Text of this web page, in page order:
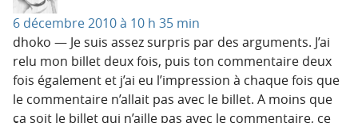
6 décembre 2010 à 10 h 35 min
dhoko — Je suis assez surpris par des arguments. J’ai
relu mon billet deux fois, puis ton commentaire deux
fois également et j’ai eu l’impression à chaque fois que
le commentaire n’allait pas avec le billet. A moins que
ça soit le billet qui n’aille pas avec le commentaire, ce